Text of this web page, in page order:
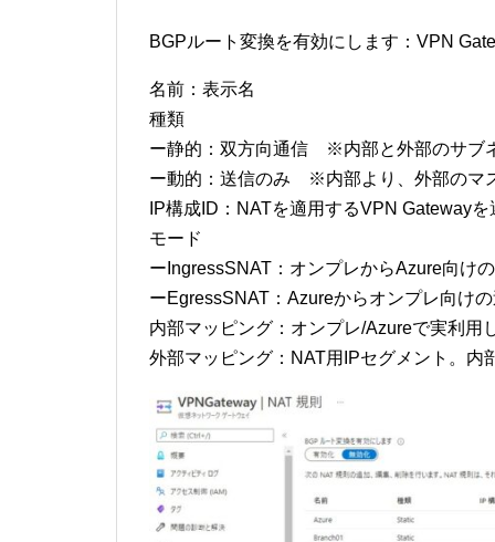
BGPルート変換を有効にします：VPN
名前：表示名
種類
ー静的：双方向通信 ※内部と外部のサブ
ー動的：送信のみ ※内部より、外部のマ
IP構成ID：NATを適用するVPN Gateway
モード
ーIngressSNAT：オンプレからAzure向け
ーEgressSNAT：Azureからオンプレ向け
内部マッピング：オンプレ/Azureで実利用
外部マッピング：NAT用IPセグメント。内